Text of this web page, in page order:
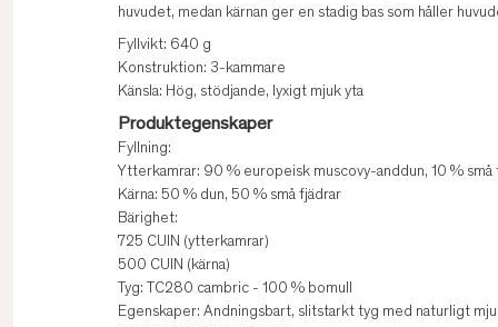
huvudet, medan kärnan ger en stadig bas som håller
Fyllvikt: 640 g
Konstruktion: 3-kammare
Känsla: Hög, stödjande, lyxigt mjuk yta
Produktegenskaper
Fyllning:
Ytterkamrar: 90 % europeisk muscovy-anddun, 10 % små
Kärna: 50 % dun, 50 % små fjädrar
Bärighet:
725 CUIN (ytterkamrar)
500 CUIN (kärna)
Tyg: TC280 cambric - 100 % bomull
Egenskaper: Andningsbart, slitstarkt tyg med naturligt